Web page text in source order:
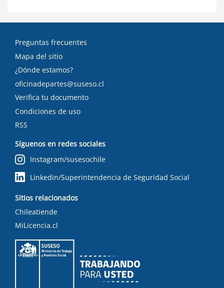
Preguntas frecuentes
Mapa del sitio
¿Dónde estamos?
oficinadepartes@suseso.cl
Verifica tu documento
Condiciones de uso
RSS
Síguenos en redes sociales
Instagram/susesochile
Linkedin/Superintendencia de Seguridad Social
Sitios relacionados
Chileatiende
MiLicencia.cl